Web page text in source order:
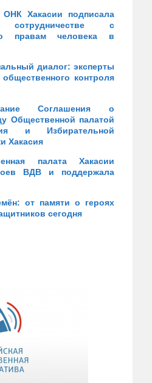
ОНК Хакасии подписала
с
правам человека в
диалог: эксперты
контроля
Соглашения о
Общественной палатой
и Избирательной
Хакасия
палата Хакасии
ВДВ и поддержала
от памяти о героях
сегодня